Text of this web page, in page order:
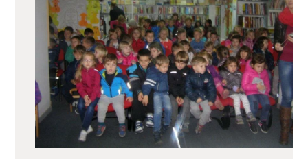
O KNJIŽNICI
ZA KORISNIKE
ODJELI
DOKUMENTI
KONTAKT